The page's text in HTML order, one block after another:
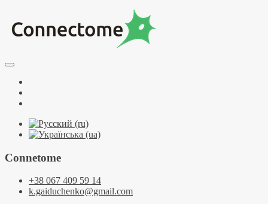
содержимому
Connectome
Курсы по НЛП и коучингу. НЛП-Практик. НЛП-Мастер.
Connetome
+38 067 409 59 14
k.gaiduchenko@gmail.com